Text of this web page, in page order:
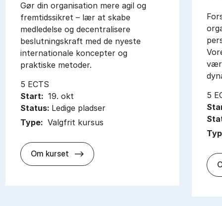
Gør din organisation mere agil og
fremtidssikret – lær at skabe
medledelse og decentralisere
beslutningskraft med de nyeste
internationale koncepter og
praktiske metoder.
5 ECTS
Start: 19. okt
Status: Ledige pladser
Type: Valgfrit kursus
Om kurset about
5